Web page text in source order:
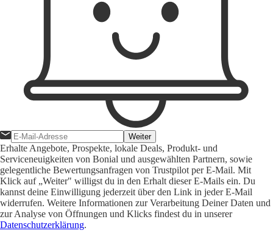
Weiter
Erhalte Angebote, Prospekte, lokale Deals, Produkt- und
Serviceneuigkeiten von Bonial und ausgewählten Partnern, sowie
gelegentliche Bewertungsanfragen von Trustpilot per E-Mail. Mit
Klick auf „Weiter" willigst du in den Erhalt dieser E-Mails ein. Du
kannst deine Einwilligung jederzeit über den Link in jeder E-Mail
widerrufen. Weitere Informationen zur Verarbeitung Deiner Daten und
zur Analyse von Öffnungen und Klicks findest du in unserer
Datenschutzerklärung.